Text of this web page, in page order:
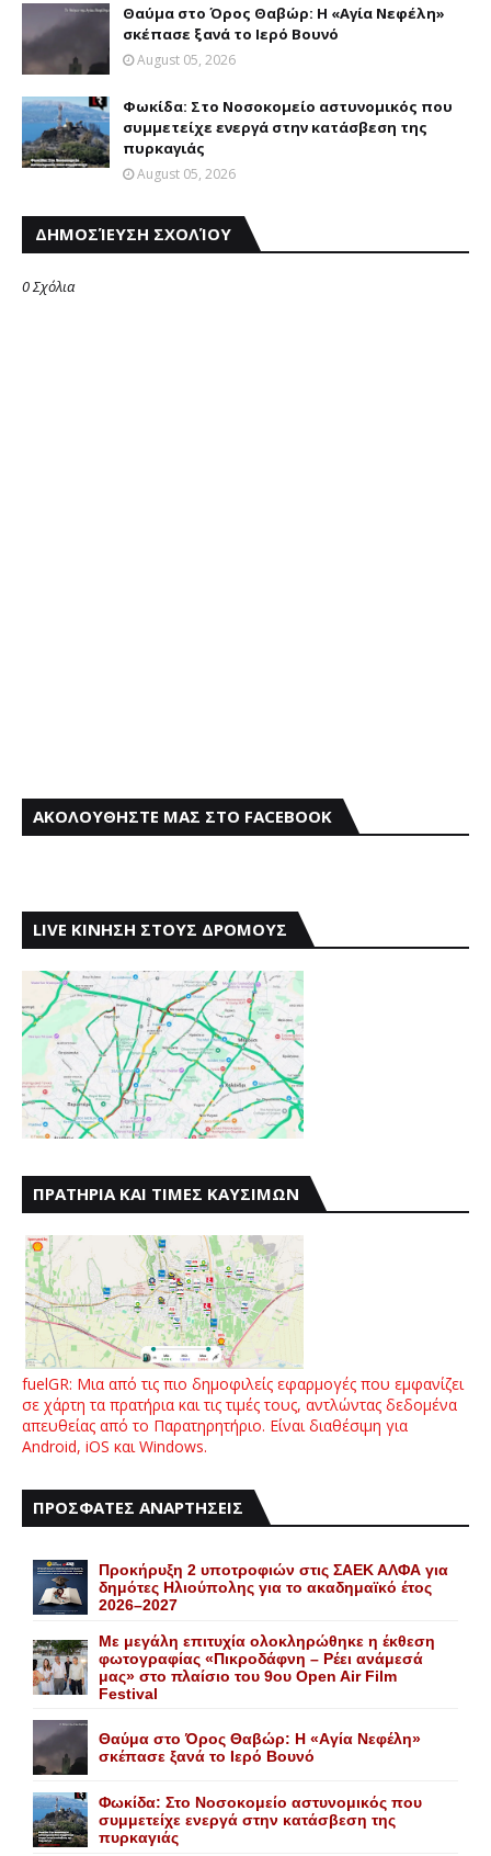
Θαύμα στο Όρος Θαβώρ: H «Aγία Nεφέλη»
σκέπασε ξανά το Iερό Bουνό
August 05, 2026
Φωκίδα: Στο Νοσοκομείο αστυνομικός που
συμμετείχε ενεργά στην κατάσβεση της
πυρκαγιάς
August 05, 2026
ΔΗΜΟΣΊΕΥΣΗ ΣΧΟΛΊΟΥ
0 Σχόλια
ΑΚΟΛΟΥΘΗΣΤΕ ΜΑΣ ΣΤΟ FACEBOOK
LIVE ΚΙΝΗΣΗ ΣΤΟΥΣ ΔΡΟΜΟΥΣ
ΠΡΑΤΗΡΙΑ ΚΑΙ ΤΙΜΕΣ ΚΑΥΣΙΜΩΝ
fuelGR: Μια από τις πιο δημοφιλείς εφαρμογές που εμφανίζει
σε χάρτη τα πρατήρια και τις τιμές τους, αντλώντας δεδομένα
απευθείας από το Παρατηρητήριο. Είναι διαθέσιμη για
Android, iOS και Windows.
ΠΡΟΣΦΑΤΕΣ ΑΝΑΡΤΗΣΕΙΣ
Προκήρυξη 2 υποτροφιών στις ΣΑΕΚ ΑΛΦΑ για
δημότες Ηλιούπολης για το ακαδημαϊκό έτος
2026–2027
Με μεγάλη επιτυχία ολοκληρώθηκε η έκθεση
φωτογραφίας «Πικροδάφνη – Ρέει ανάμεσά
μας» στο πλαίσιο του 9ου Open Air Film
Festival
Θαύμα στο Όρος Θαβώρ: H «Aγία Nεφέλη»
σκέπασε ξανά το Iερό Bουνό
Φωκίδα: Στο Νοσοκομείο αστυνομικός που
συμμετείχε ενεργά στην κατάσβεση της
πυρκαγιάς